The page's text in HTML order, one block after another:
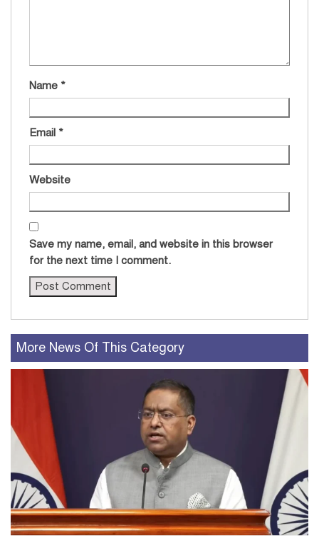
Name *
Email *
Website
Save my name, email, and website in this browser
for the next time I comment.
More News Of This Category